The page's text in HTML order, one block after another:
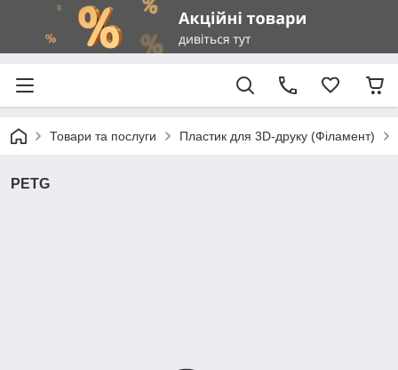
Товари та послуги Пластик для 3D-друку (Філамент)
PETG